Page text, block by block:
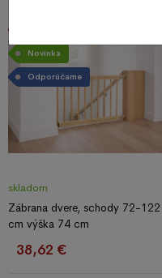
Novinka
Odporúčame
skladom
Zábrana dvere, schody 72-122
cm výška 74 cm
38,62 €